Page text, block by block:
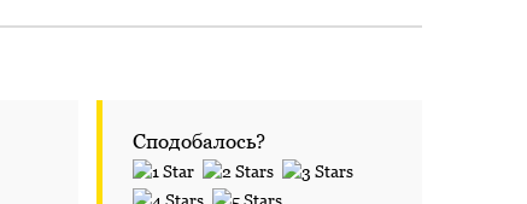
Сподобалось?